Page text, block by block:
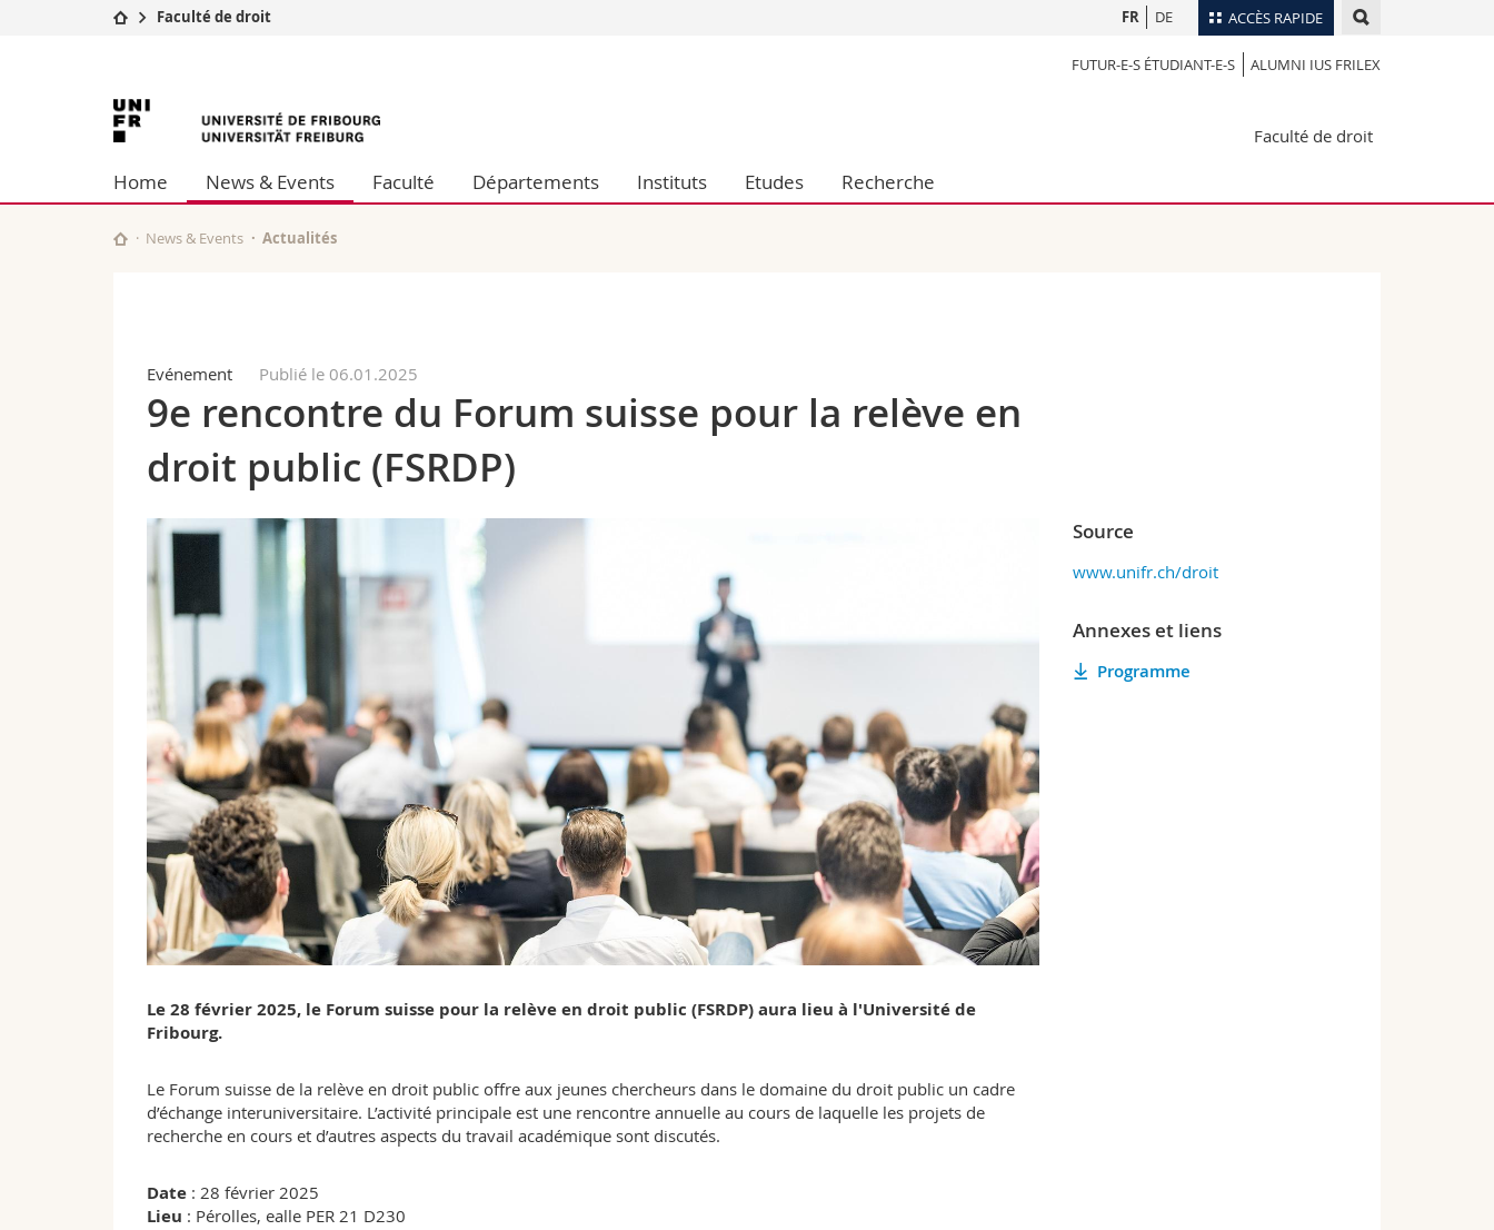
ACCÈS RAPIDE
Etudes
Campus
Université
Formation continue
Lettres et sciences humaines
Sciences de l'éducation et de la formation
Chercheurs
Collaborateurs
Annuaire du personnel
Programme des cours
FR DE
Faculté de droit
FUTUR-E-S ÉTUDIANT-E-S ALUMNI IUS FRILEX
Université
de
Fribourg
Faculté de droit
Home News & Events Faculté Départements Instituts Etudes Recherche
News & Events Actualités
Evénement Publié le 06.01.2025
9e rencontre du Forum suisse pour la relève en
droit public (FSRDP)
Le 28 février 2025, le Forum suisse pour la relève en droit public (FSRDP) aura lieu à l'Université de
Fribourg.
Le Forum suisse de la relève en droit public offre aux jeunes chercheurs dans le domaine du droit public un cadre
d’échange interuniversitaire. L’activité principale est une rencontre annuelle au cours de laquelle les projets de
recherche en cours et d’autres aspects du travail académique sont discutés.
Date : 28 février 2025
Lieu : Pérolles, ealle PER 21 D230
Source
www.unifr.ch/droit
Annexes et liens
Programme